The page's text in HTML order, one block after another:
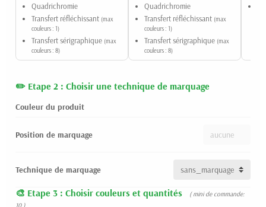
Quadrichromie
Transfert réfléchissant (max
couleurs : 1)
Transfert sérigraphique (max
couleurs : 8)
Quadrichromie
Transfert réfléchissant (max
couleurs : 1)
Transfert sérigraphique (max
couleurs : 8)
Etape 2 : Choisir une technique de marquage
Couleur du produit
Position de marquage
Technique de marquage
Etape 3 : Choisir couleurs et quantités
( mini de commande: